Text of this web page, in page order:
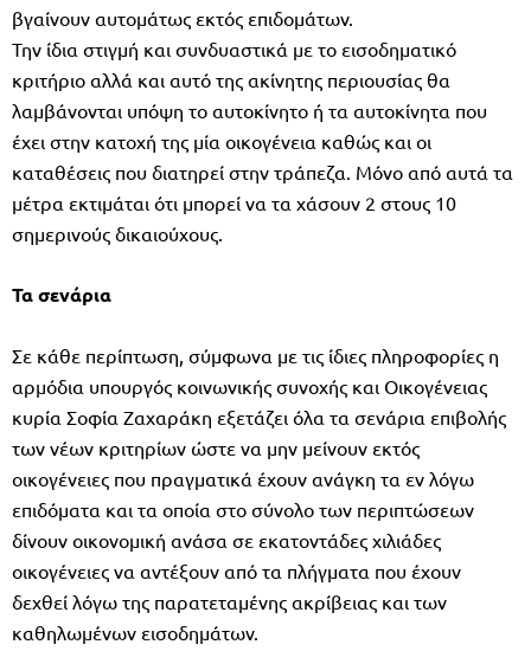
βγαίνουν αυτομάτως εκτός επιδομάτων.
Την ίδια στιγμή και συνδυαστικά με το εισοδηματικό
κριτήριο αλλά και αυτό της ακίνητης περιουσίας θα
λαμβάνονται υπόψη το αυτοκίνητο ή τα αυτοκίνητα που
έχει στην κατοχή της μία οικογένεια καθώς και οι
καταθέσεις που διατηρεί στην τράπεζα. Μόνο από αυτά τα
μέτρα εκτιμάται ότι μπορεί να τα χάσουν 2 στους 10
σημερινούς δικαιούχους.
Τα σενάρια
Σε κάθε περίπτωση, σύμφωνα με τις ίδιες πληροφορίες η
αρμόδια υπουργός κοινωνικής συνοχής και Οικογένειας
κυρία Σοφία Ζαχαράκη εξετάζει όλα τα σενάρια επιβολής
των νέων κριτηρίων ώστε να μην μείνουν εκτός
οικογένειες που πραγματικά έχουν ανάγκη τα εν λόγω
επιδόματα και τα οποία στο σύνολο των περιπτώσεων
δίνουν οικονομική ανάσα σε εκατοντάδες χιλιάδες
οικογένειες να αντέξουν από τα πλήγματα που έχουν
δεχθεί λόγω της παρατεταμένης ακρίβειας και των
καθηλωμένων εισοδημάτων.